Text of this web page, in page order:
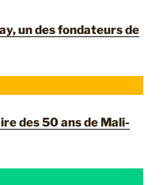
un des fondateurs de
des 50 ans de Mali-